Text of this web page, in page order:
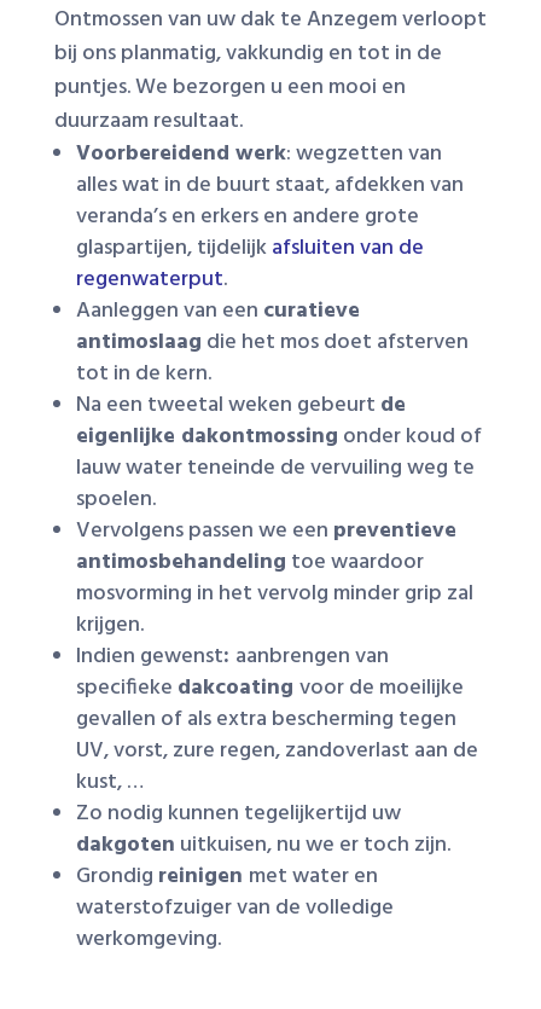
Ontmossen van uw dak te Anzegem verloopt
bij ons planmatig, vakkundig en tot in de
puntjes. We bezorgen u een mooi en
duurzaam resultaat.
Voorbereidend werk: wegzetten van
alles wat in de buurt staat, afdekken van
veranda’s en erkers en andere grote
glaspartijen, tijdelijkafsluiten van de
regenwaterput.
Aanleggen van een curatieve
antimoslaag die het mos doet afsterven
tot in de kern.
Na een tweetal weken gebeurt de
eigenlijke dakontmossing onder koud of
lauw water teneinde de vervuiling weg te
spoelen.
Vervolgens passen we een preventieve
antimosbehandeling toe waardoor
mosvorming in het vervolg minder grip zal
krijgen.
Indien gewenst: aanbrengen van
specifieke dakcoating voor de moeilijke
gevallen of als extra bescherming tegen
UV, vorst, zure regen, zandoverlast aan de
kust, …
Zo nodig kunnen tegelijkertijd uw
dakgoten uitkuisen, nu we er toch zijn.
Grondig reinigen met water en
waterstofzuiger van de volledige
werkomgeving.